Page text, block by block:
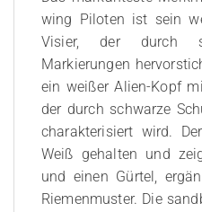
wing Piloten ist sein
Visier, der durch
Markierungen
ein weißer Alien-Kopf
der durch schwarze
charakterisiert wird.
Weiß gehalten und
und einen Gürtel,
Riemenmuster. Die